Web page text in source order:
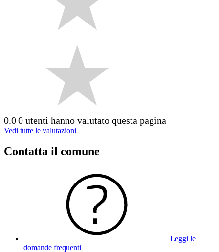
0.00 utenti hanno valutato questa pagina
Vedi tutte le valutazioni
Contatta il comune
Leggi le
domande frequenti